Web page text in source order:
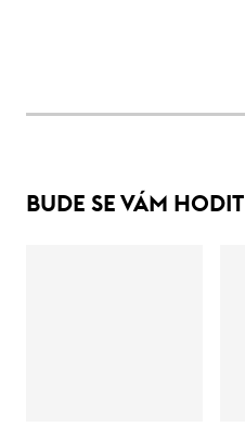
BUDE SE VÁM HODIT